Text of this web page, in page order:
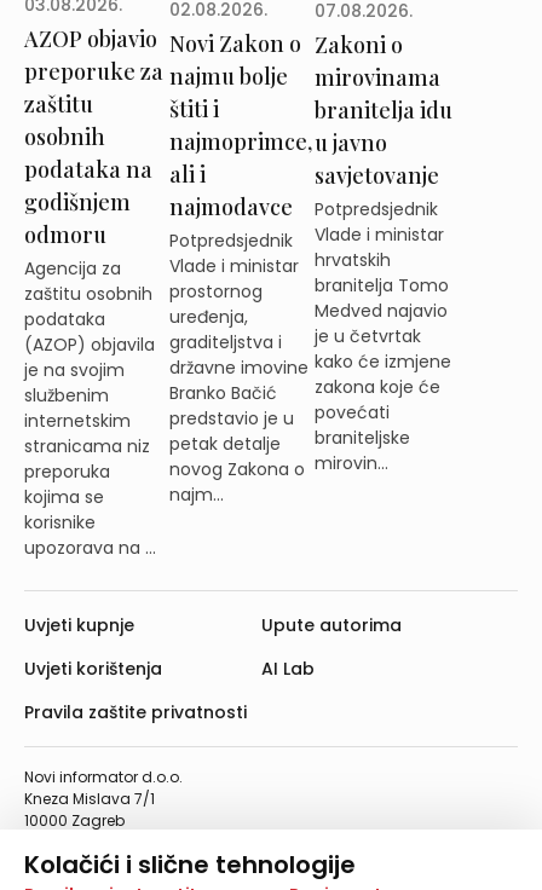
Kolačići i slične tehnologije
AZOP objavio
preporuke za
zaštitu
osobnih
podataka na
godišnjem
odmoru
Agencija za
zaštitu osobnih
podataka
(AZOP) objavila
je na svojim
službenim
internetskim
stranicama niz
preporuka
kojima se
korisnike
upozorava na ...
02.08.2026.
Novi Zakon o
najmu bolje
štiti i
najmoprimce,
ali i
najmodavce
Potpredsjednik
Vlade i ministar
prostornog
uređenja,
graditeljstva i
državne imovine
Branko Bačić
predstavio je u
petak detalje
novog Zakona o
najm...
07.08.2026.
Zakoni o
mirovinama
branitelja idu
u javno
savjetovanje
Potpredsjednik
Vlade i ministar
hrvatskih
branitelja Tomo
Medved najavio
je u četvrtak
kako će izmjene
zakona koje će
povećati
braniteljske
mirovin...
Novi informator d.o.o.
Kneza Mislava 7/1
10000 Zagreb
Telefaks: 01/4612-553
info@informator.hr
Uvjeti kupnje
Uvjeti korištenja
Pravila zaštite privatnosti
Upute autorima
AI Lab